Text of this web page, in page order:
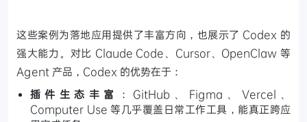
这些案例为落地应用提供了丰富方向，也展示了 Codex 的
强大能力。对比 Claude Code、Cursor、OpenClaw 等
Agent 产品，Codex 的优势在于：
插件生态丰富
：GitHub、Figma、Vercel、
Computer Use 等几乎覆盖日常工作工具，能真正跨应